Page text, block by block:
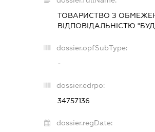
ТОВАРИСТВО З
ВІДПОВІДАЛЬНІСТЮ
dossier.opfSubType:
-
dossier.edrpo:
34757136
dossier.regDate: